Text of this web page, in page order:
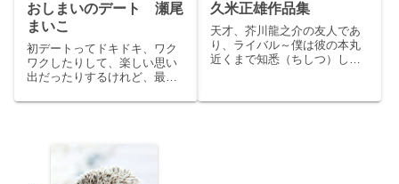
おしまいのデート 瀬尾
まいこ
初デートってドキドキ、ワク
ワクしたりして、楽しい思い
出だったりするけれど、最後
いないことが多い。もし、そ
切な時間だったってこと。
story中学三年生の彗子は両親
久米正雄作品集
天才、芥川龍之介の友人であ
り、ライバル～僕は彼の本丸
近くまで知悉（ちしつ）して
雄作品集を紹介いたします。